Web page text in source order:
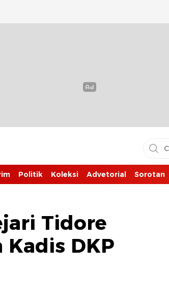
Politik Koleksi Advetorial Sorotan
Tidore
Kadis DKP